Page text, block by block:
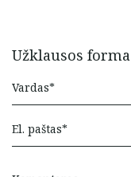
Užklausos forma